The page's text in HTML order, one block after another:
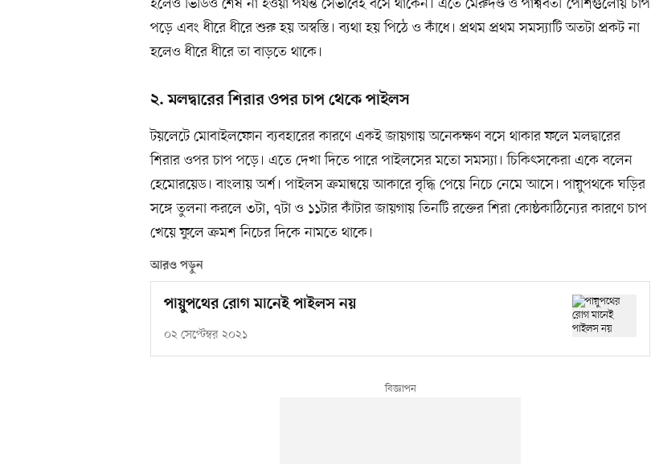
পড়ে এবং ধীরে ধীরে শুরু হয় অস্বস্তি। ব্যথা হয় পিঠে ও কাঁধে। প্রথম প্রথম সমস্যাটি অতটা প্রকট না
হলেও ধীরে ধীরে তা বাড়তে থাকে।
২. মলদ্বারের শিরার ওপর চাপ থেকে পাইলস
টয়লেটে মোবাইলফোন ব্যবহারের কারণে একই জায়গায় অনেকক্ষণ বসে থাকার ফলে মলদ্বারের
শিরার ওপর চাপ পড়ে। এতে দেখা দিতে পারে পাইলসের মতো সমস্যা। চিকিৎসকেরা একে বলেন
হেমোরয়েড। বাংলায় অর্শ। পাইলস ক্রমান্বয়ে আকারে বৃদ্ধি পেয়ে নিচে নেমে আসে। পায়ুপথকে ঘড়ির
সঙ্গে তুলনা করলে ৩টা, ৭টা ও ১১টার কাঁটার জায়গায় তিনটি রক্তের শিরা কোষ্ঠকাঠিন্যের কারণে চাপ
খেয়ে ফুলে ক্রমশ নিচের দিকে নামতে থাকে।
আরও পড়ুন
পায়ুপথের রোগ মানেই পাইলস নয়
০২ সেপ্টেম্বর ২০২১